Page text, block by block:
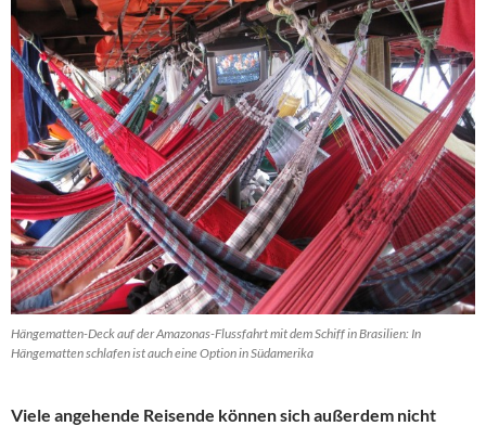
Hängematten-Deck auf der Amazonas-Flussfahrt mit dem Schiff in Brasilien: In
Hängematten schlafen ist auch eine Option in Südamerika
Viele angehende Reisende können sich außerdem nicht